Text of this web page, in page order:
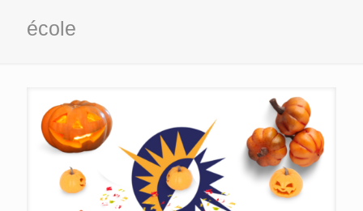
école